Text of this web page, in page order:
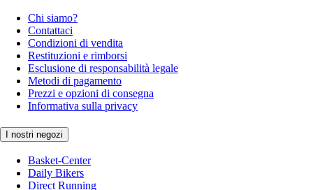
Chi siamo?
Contattaci
Condizioni di vendita
Restituzioni e rimborsi
Esclusione di responsabilità legale
Metodi di pagamento
Prezzi e opzioni di consegna
Informativa sulla privacy
I nostri negozi
Basket-Center
Daily Bikers
Direct Running